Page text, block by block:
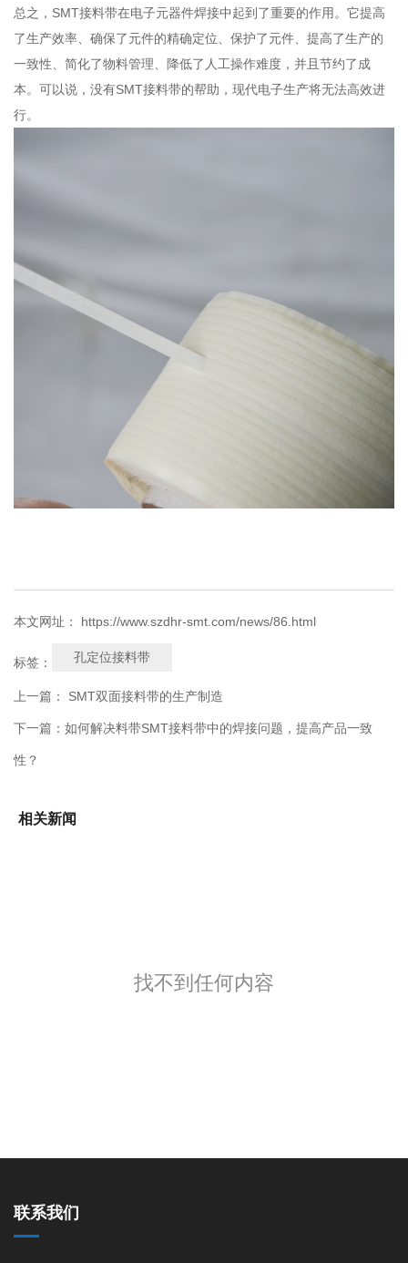
总之，SMT接料带在电子元器件焊接中起到了重要的作用。它提高
了生产效率、确保了元件的精确定位、保护了元件、提高了生产的
一致性、简化了物料管理、降低了人工操作难度，并且节约了成
本。可以说，没有SMT接料带的帮助，现代电子生产将无法高效进
行。
本文网址： https://www.szdhr-smt.com/news/86.html
标签： 孔定位接料带
上一篇： SMT双面接料带的生产制造
下一篇： 如何解决料带SMT接料带中的焊接问题，提高产品一致
性？
相关新闻
找不到任何内容
联系我们